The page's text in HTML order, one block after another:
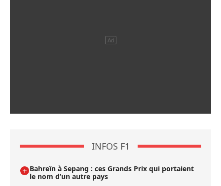
INFOS F1
Bahreïn à Sepang : ces Grands Prix qui portaient
le nom d’un autre pays